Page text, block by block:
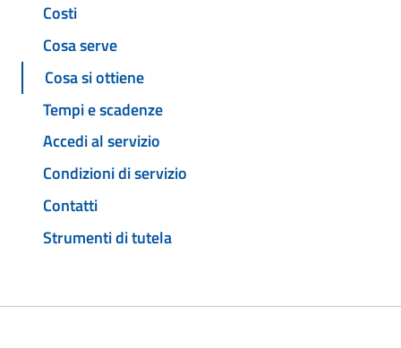
Costi
Cosa serve
Cosa si ottiene
Tempi e scadenze
Accedi al servizio
Condizioni di servizio
Contatti
Strumenti di tutela